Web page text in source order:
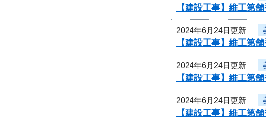
【建設工事】維工第
2024年6月24日更新
【建設工事】維工第
2024年6月24日更新
【建設工事】維工第
2024年6月24日更新
【建設工事】維工第